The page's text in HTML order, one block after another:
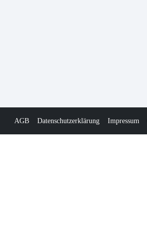
AGB Datenschutzerklärung Impressum